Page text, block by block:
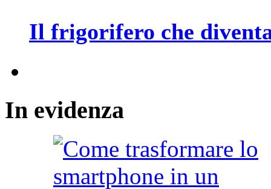
Il frigorifero che
In evidenza